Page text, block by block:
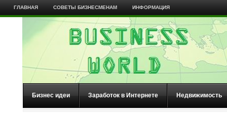
ГЛАВНАЯ СОВЕТЫ БИЗНЕСМЕНАМ ИНФОРМАЦИЯ
Бизнес идеи Заработок в Интернете Недвижимость